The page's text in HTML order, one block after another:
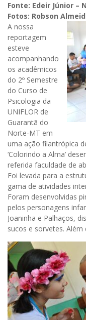
Fonte: Edeir Júnior –
Fotos: Robson
A nossa
reportagem
esteve
acompanhando
os acadêmicos
do 2º Semestre
do Curso de
Psicologia da
UNIFLOR de
Guarantã do
Norte-MT em
uma ação filantrópica
‘Colorindo a Alma’
referida faculdade de
Foi levada para a
gama de atividades
Foram desenvolvidas
pelos personagens
Joaninha e Palhaços,
sucos e sorvetes.